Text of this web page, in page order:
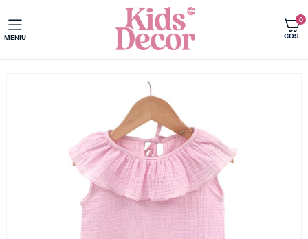
MENIU COS
0